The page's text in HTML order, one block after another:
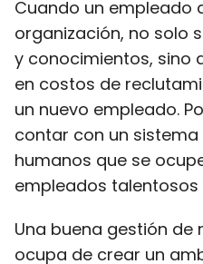
Cuando un empleado
organización, no solo
y conocimientos, sino
en costos de
un nuevo empleado.
contar con un
humanos que se
empleados
Una buena gestión de
ocupa de crear un